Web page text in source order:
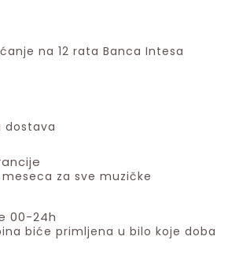
na 12 rata Banca Intesa
dostava
za sve muzičke
00-24h
biće primljena u bilo koje doba